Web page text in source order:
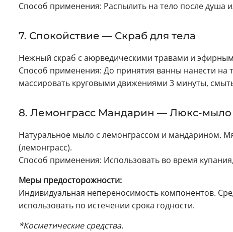
Способ применения: Распылить на тело после душа
7. Спокойствие — Скраб для тела
Нежный скраб с аюрведическими травами и
Способ применения: До принятия ванны нанести на
массировать круговыми движениями 3 минуты,
8. Лемонграсс Мандарин — Люкс-мыло
Натуральное мыло с лемонграссом и мандарином.
(лемонграсс).
Способ применения: Использовать во время
Меры предосторожности:
Индивидуальная непереносимость компонентов.
использовать по истечении срока годности.
*Косметические средства.